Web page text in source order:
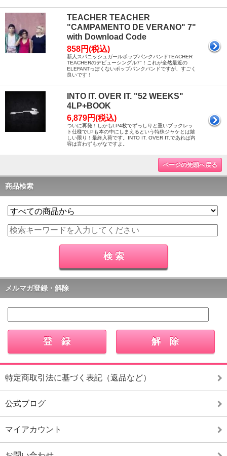
TEACHER TEACHER
"CAMPAMENTO DE VERANO" 7"
with Download Code
858円(税込)
新人スパニッシュガールポップパンクバンドTEACHER
TEACHERのデビューシングル7"！これが全然最近の
ELEFANTっぽくないポップパンクバンドですが、すごく
良いです！
INTO IT. OVER IT. "52 WEEKS"
4LP+BOOK
6,879円(税込)
ついに再発！しかもLP4枚でずっしりと重いブックレッ
ト仕様でLPも本の中にしまえるという特殊ジャケとは嬉
しい限り！最終入荷です。INTO IT. OVER IT.であれば内
容は言わずもがなですよ。
ページの先頭へ戻る
商品検索
メルマガ登録・解除
特定商取引法に基づく表記（返品など）
公式ブログ
マイアカウント